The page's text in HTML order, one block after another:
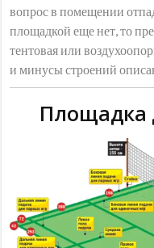
вопрос в помещении
площадкой еще нет, то
тентовая или
и минусы строений
Площадка